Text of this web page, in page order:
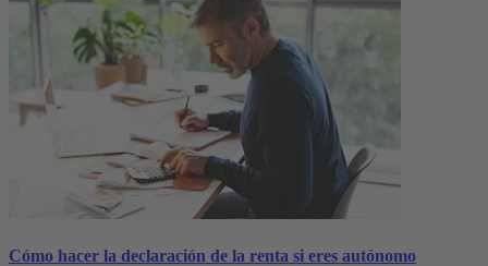
Cómo hacer la declaración de la renta si eres autónomo